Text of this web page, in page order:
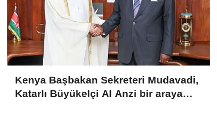
Kenya Başbakan Sekreteri Mudavadi,
Katarlı Büyükelçi Al Anzi bir araya